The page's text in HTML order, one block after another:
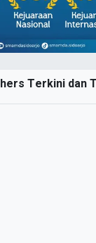
Terkini dan